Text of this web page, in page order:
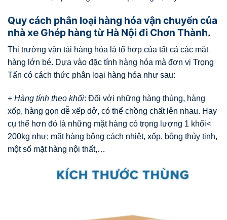
Quy cách phân loại hàng hóa vận chuyển của
nhà xe Ghép hàng từ Hà Nội đi Chơn Thành.
Thị trường vận tải hàng hóa là tổ hợp của tất cả các mặt
hàng lớn bé. Dựa vào đặc tính hàng hóa mà đơn vị Trọng
Tấn có cách thức phân loại hàng hóa như sau:
+ Hàng tính theo khối: Đối với những hàng thùng, hàng
xốp, hàng gọn dễ xếp dở, có thể chồng chất lên nhau. Hay
cụ thể hơn đó là những mặt hàng có trọng lượng 1 khối<
200kg như; mặt hàng bông cách nhiệt, xốp, bông thủy tinh,
một số mặt hàng nội thất,…